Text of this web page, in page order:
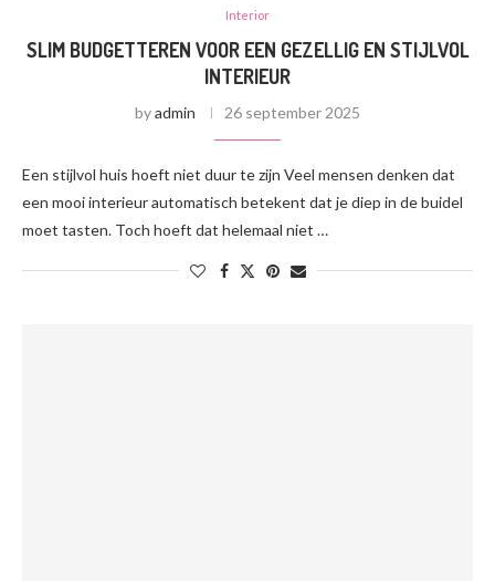
Interior
SLIM BUDGETTEREN VOOR EEN GEZELLIG EN STIJLVOL
INTERIEUR
byadmin 26 september 2025
Een stijlvol huis hoeft niet duur te zijn Veel mensen denken dat
een mooi interieur automatisch betekent dat je diep in de buidel
moet tasten. Toch hoeft dat helemaal niet …